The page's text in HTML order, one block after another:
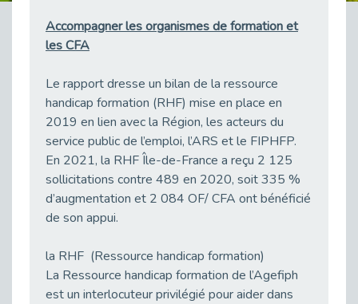
Publié le 30/03/2026
Mieux appréhender les enjeux du handicap singulier en entreprise - vidéo
Publié le 27/03/2026
DOETH 2025: Fin de l'écrêtement
Publié le 24/03/2026
Déclarer son handicap à son employeur : un levier professionnel ?
Publié le 23/03/2026
Synergie partenariale pour l'Inclusion Professionnelle chez Orange
Publié le 16/03/2026
Accompagner les organismes de formation et
les CFA
Le rapport dresse un bilan de la ressource
handicap formation (RHF) mise en place en
2019 en lien avec la Région, les acteurs du
service public de l’emploi, l’ARS et le FIPHFP.
En 2021, la RHF Île-de-France a reçu 2 125
sollicitations contre 489 en 2020, soit 335 %
d’augmentation et 2 084 OF/ CFA ont bénéficié
de son appui.
la RHF (Ressource handicap formation)
La Ressource handicap formation de l’Agefiph
est un interlocuteur privilégié pour aider dans